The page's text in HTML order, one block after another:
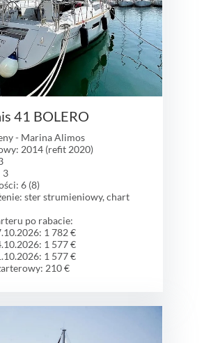
41 BOLERO
- Marina Alimos
2014 (refit 2020)
3
6 (8)
ster strumieniowy, chart
po rabacie:
1 782 €
1 577 €
1 577 €
210 €